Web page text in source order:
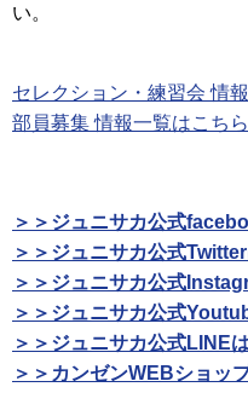
い。
セレクション・練習会 情
部員募集 情報一覧はこち
＞＞ジュニサカ公式
＞＞ジュニサカ公式
＞＞ジュニサカ公式
＞＞ジュニサカ公式
＞＞ジュニサカ公式LINE
＞＞カンゼンWEBショッ